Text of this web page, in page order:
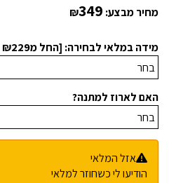
מחיר מבצע: ₪349
מידה במלאי לבחירה: [החל מ₪229 - ₪469]
האם לארוז למתנה?
אזל המלאי
הודיעו לי כשחוזר למלאי